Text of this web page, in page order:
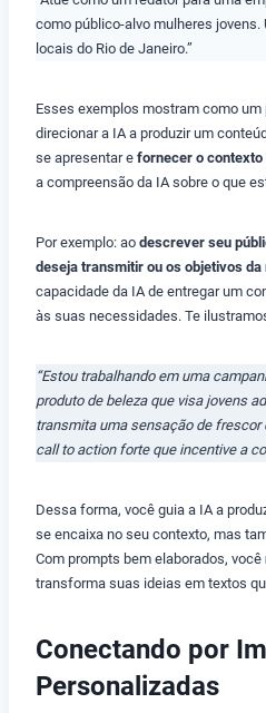
como público-alvo mulheres jovens.
locais do Rio de Janeiro.”
Esses exemplos mostram como
direcionar a IA a produzir um
se apresentar e fornecer o contexto
a compreensão da IA sobre o que
Por exemplo: ao descrever seu
deseja transmitir ou os objetivos da
capacidade da IA de entregar um
às suas necessidades. Te
“Estou trabalhando em uma
produto de beleza que visa jovens
transmita uma sensação de frescor
call to action forte que incentive a
Dessa forma, você guia a IA a
se encaixa no seu contexto, mas
Com prompts bem elaborados, você
transforma suas ideias em textos
Conectando por
Personalizadas